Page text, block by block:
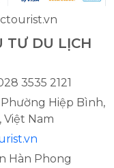
TƯ DU LỊCH
3535 2121
Hiệp Bình,
Việt Nam
Hàn Phong